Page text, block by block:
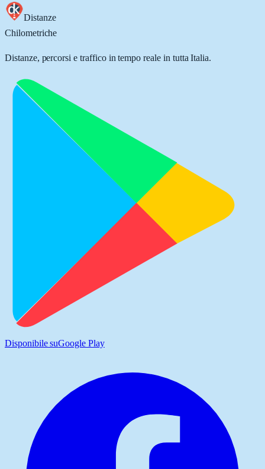
Distanze
Chilometriche
Distanze, percorsi e traffico in tempo reale in tutta Italia.
Disponibile suGoogle Play